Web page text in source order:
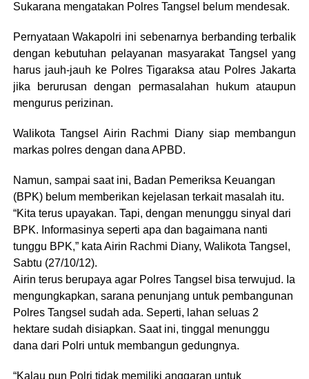
Sukarana mengatakan Polres Tangsel belum mendesak.
Pernyataan Wakapolri ini sebenarnya berbanding terbalik
dengan kebutuhan pelayanan masyarakat Tangsel yang
harus jauh-jauh ke Polres Tigaraksa atau Polres Jakarta
jika berurusan dengan permasalahan hukum ataupun
mengurus perizinan.
Walikota Tangsel Airin Rachmi Diany siap membangun
markas polres dengan dana APBD.
Namun, sampai saat ini, Badan Pemeriksa Keuangan
(BPK) belum memberikan kejelasan terkait masalah itu.
“Kita terus upayakan. Tapi, dengan menunggu sinyal dari
BPK. Informasinya seperti apa dan bagaimana nanti
tunggu BPK,” kata Airin Rachmi Diany, Walikota Tangsel,
Sabtu (27/10/12).
Airin terus berupaya agar Polres Tangsel bisa terwujud. Ia
mengungkapkan, sarana penunjang untuk pembangunan
Polres Tangsel sudah ada. Seperti, lahan seluas 2
hektare sudah disiapkan. Saat ini, tinggal menunggu
dana dari Polri untuk membangun gedungnya.
“Kalau pun Polri tidak memiliki anggaran untuk